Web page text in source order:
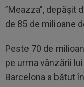
”Meazza”, depășit
de 85 de milioane
Peste 70 de
pe urma vânzării
Barcelona a bătut